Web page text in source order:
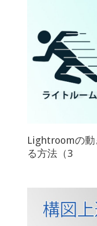
Lightroomの
る方法（3